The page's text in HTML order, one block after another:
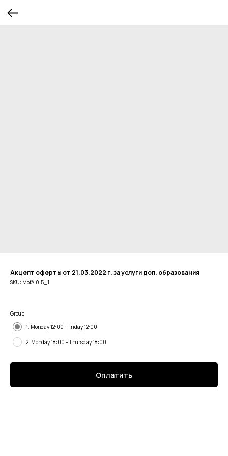
Акцепт оферты от 21.03.2022 г. за услуги доп. образования
SKU: MofA.0.5_1
Group
1. Monday 12:00 + Friday 12:00
2. Monday 18:00 + Thursday 18:00
Оплатить